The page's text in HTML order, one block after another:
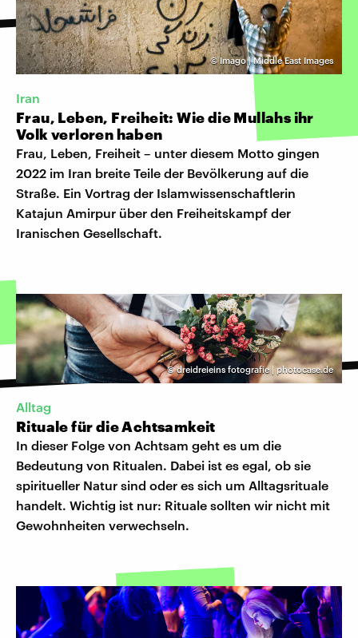
©Imago | Middle East Images
Iran
Frau, Leben, Freiheit: Wie die Mullahs ihr
Volk verloren haben
Frau, Leben, Freiheit – unter diesem Motto gingen
2022 im Iran breite Teile der Bevölkerung auf die
Straße. Ein Vortrag der Islamwissenschaftlerin
Katajun Amirpur über den Freiheitskampf der
Iranischen Gesellschaft.
©dreidreieins fotografie | photocase.de
Alltag
Rituale für die Achtsamkeit
In dieser Folge von Achtsam geht es um die
Bedeutung von Ritualen. Dabei ist es egal, ob sie
spiritueller Natur sind oder es sich um Alltagsrituale
handelt. Wichtig ist nur: Rituale sollten wir nicht mit
Gewohnheiten verwechseln.